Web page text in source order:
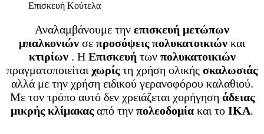
Επισκευή Κούτελα
Αναλαμβάνουμε την επισκευή μετώπων
μπαλκονιών σε προσόψεις πολυκατοικιών και
κτιρίων. Η Επισκευή των πολυκατοικιών
πραγματοποιείται χωρίςτη χρήση ολικής σκαλωσιάς
αλλά με την χρήση ειδικού γερανοφόρου καλαθιού.
Με τον τρόπο αυτό δεν χρειάζεται χορήγηση άδειας
μικρής κλίμακαςαπό την πολεοδομία και το ΙΚΑ.